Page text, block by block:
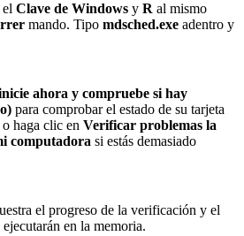
Clave de Windows y R al mismo
mando. Tipo mdsched.exe adentro y
ahora y compruebe si hay
para comprobar el estado de su tarjeta
haga clic en Verificar problemas la
computadora si estás demasiado
el progreso de la verificación y el
en la memoria.